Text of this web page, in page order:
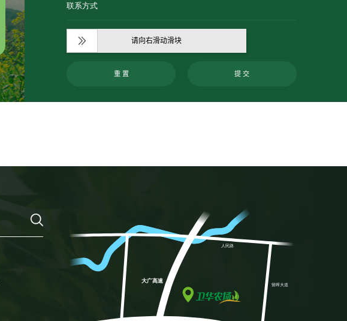
请向右滑动滑块
重 置 提 交